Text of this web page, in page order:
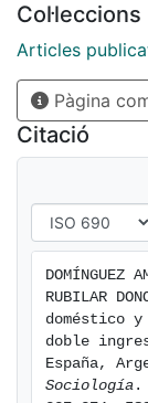
factores
género. ...
Col·leccions
Articles
Pàgina
Citació
RUBILAR
doméstico
doble
España,
Sociología .